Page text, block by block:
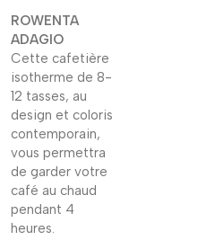
ROWENTA
ADAGIO
Cette cafetière
isotherme de 8-
12 tasses, au
design et coloris
contemporain,
vous permettra
de garder votre
café au chaud
pendant 4
heures.